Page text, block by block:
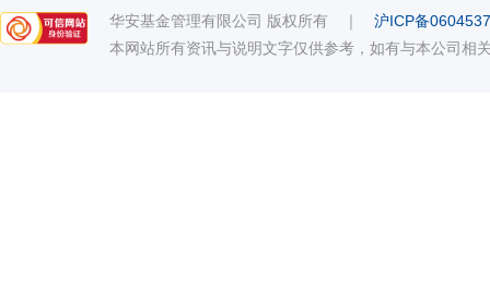
华安基金管理有限公司 版权所有 ｜ 沪ICP备
本网站所有资讯与说明文字仅供参考，如有与本公司相